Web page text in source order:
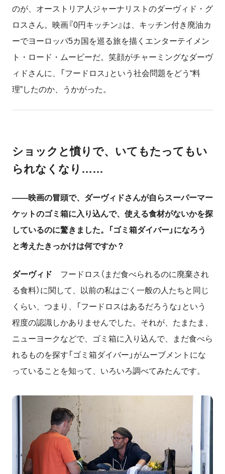
のが、オーストリア人ジャーナリストのダーヴィド・グ
ロスさん。映画『0円キッチン』は、キッチン付き廃油カ
ーでヨーロッパ5カ国を巡る旅を描くエンターテイメン
ト・ロード・ムービーだ。笑顔がチャーミングなダーヴ
ィドさんに、「フードロス」という社会問題をどう“料
理”したのか、うかがった。
ショックと憤りで、いてもたってもい
られなくなり……
――映画の冒頭で、ダーヴィドさんが自らスーパーマー
ケットのゴミ箱に入り込んで、使える食材がないかを探
しているのに驚きました。「ゴミ箱ダイバー」になろう
と考えたきっかけは何ですか？
ダーヴィド フードロス（まだ食べられるのに廃棄され
る食料）に関して、以前の私はごく一般の人たちと同じ
くらい、つまり、「フードロスはあるだろうな」という
程度の認識しかありませんでした。それが、たまたま、
ニューヨークなどで、ゴミ箱に入り込んで、まだ食べら
れるものを探す「ゴミ箱ダイバー」がムーブメントにな
っていることを知って、いろいろ調べてみたんです。